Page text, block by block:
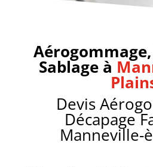
devis rénovation
Sablage à
Devis
Décapage
Manneville-